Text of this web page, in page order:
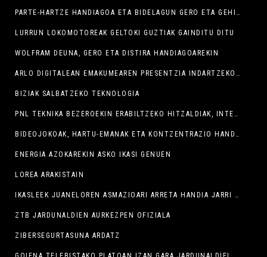
PARTE-HARTZE HANDIAGOA ETA BIDELAGUN GERO ETA GEHIAGO ZIENTZIA TEKNOLOGIA ETA BERRIKUNTZA JARDUNALDIETAN
LURRUN LOKOMOTOREAK GELTOKI GUZTIAK GAINDITU DITU
WOLFRAM DEUNA, GERO ETA DISTIRA HANDIAGOAREKIN
ARLO DIGITALEAN EMAKUMEAREN PRESENTZIA INDARTZEKO ARGI IZPIAK
BIZIAK SALBATZEKO TEKNOLOGIA
PNL TEKNIKA BEZEROEKIN ERABILTZEKO HITZALDIAK, INTERES HANDIA
BIDEOJOKOAK, HARTU-EMANAK ETA KONTZENTRAZIO HANDIA WOLFRAM ENCOUNTERREAN
ENERGIA AZOKAREKIN ASKO IKASI GENUEN
LOREA ARAKISTAIN
IKASLEEK JUANELOREN ASMAZIOARI ARRETA HANDIA JARRI DIOTE
ZTB JARDUNALDIEN AURKEZPEN OFIZIALA
ZIBERSEGURTASUNA ARDATZ